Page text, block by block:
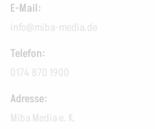
E-Mail:
info@miba-media.de
Telefon:
0174 870 1900
Adresse:
Miba Media e. K.